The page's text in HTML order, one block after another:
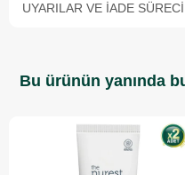
UYARILAR VE İADE SÜRECI
Bu ürünün yanında